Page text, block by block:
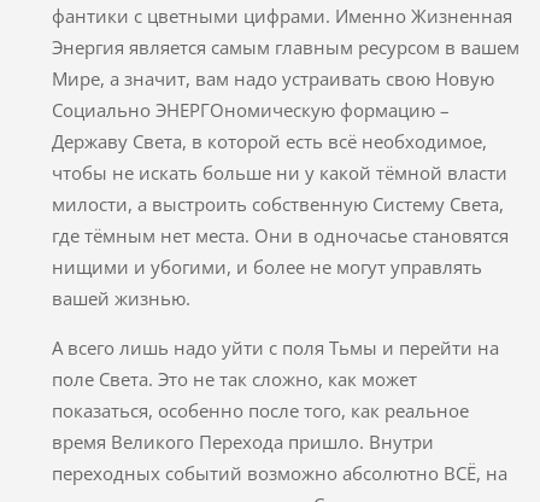
фантики с цветными цифрами. Именно Жизненная
Энергия является самым главным ресурсом в вашем
Мире, а значит, вам надо устраивать свою Новую
Социально ЭНЕРГОномическую формацию –
Державу Света, в которой есть всё необходимое,
чтобы не искать больше ни у какой тёмной власти
милости, а выстроить собственную Систему Света,
где тёмным нет места. Они в одночасье становятся
нищими и убогими, и более не могут управлять
вашей жизнью.
А всего лишь надо уйти с поля Тьмы и перейти на
поле Света. Это не так сложно, как может
показаться, особенно после того, как реальное
время Великого Перехода пришло. Внутри
переходных событий возможно абсолютно ВСЁ, на